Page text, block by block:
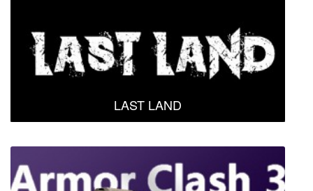
LAST LAND